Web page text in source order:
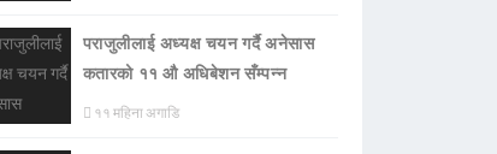
पराजुलीलाई अध्यक्ष चयन गर्दै अनेसास
कतारको ११ औ अधिबेशन सँम्पन्न
११ महिना अगाडि